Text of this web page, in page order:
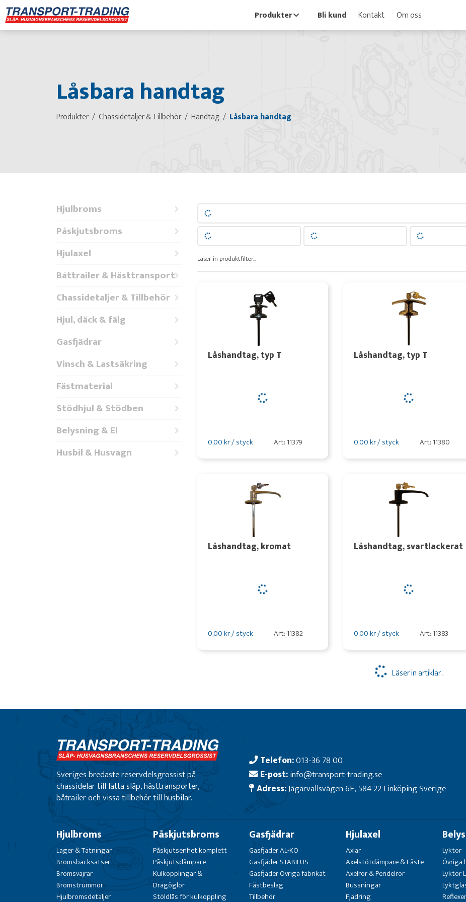
Produkter Bli kund Kontakt Om oss
Låsbara handtag
Produkter Chassidetaljer & Tillbehör Handtag Låsbara handtag
Hjulbroms
Påskjutsbroms
Hjulaxel
Båttrailer & Hästtransport
Chassidetaljer & Tillbehör
Hjul, däck & fälg
Gasfjädrar
Vinsch & Lastsäkring
Fästmaterial
Stödhjul & Stödben
Belysning & El
Husbil & Husvagn
Läser in produktfilter...
Låshandtag, typ T
0,00 kr / styck Art: 11379
Låshandtag, typ T
0,00 kr / styck Art: 11380
Låshandtag, kromat
0,00 kr / styck Art: 11382
Låshandtag, svartlackerat
0,00 kr / styck Art: 11383
Läser in artiklar...
Sveriges bredaste reservdelsgrossist på
chassidelar till lätta släp, hästtransporter,
båtrailer och vissa tillbehör till husbilar.
Telefon:013-36 78 00
E-post:info@transport-trading.se
Adress:Jägarvallsvägen 6E, 584 22 Linköping Sverige
Hjulbroms
Lager & Tätningar
Bromsbacksatser
Bromsvajrar
Bromstrummor
Hjulbromsdetaljer
Påskjutsbroms
Påskjutsenhet komplett
Påskjutsdämpare
Kulkopplingar &
Dragöglor
Stöldlås för kulkoppling
Gasfjädrar
Gasfjäder AL-KO
Gasfjäder STABILUS
Gasfjäder Övriga fabrikat
Fästbeslag
Tillbehör
Hjulaxel
Axlar
Axelstötdämpare & Fäste
Axelrör & Pendelrör
Bussningar
Fjädring
Lyktor
Övriga
Lyktor
Reflexer